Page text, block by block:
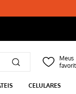
CELULARES